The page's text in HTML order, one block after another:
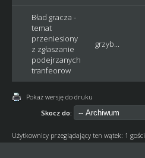
Bład gracza -
temat
przeniesiony
z zgłaszanie
podejrzanych
tranfeorow
grzyb...
Pokaż wersję do druku
Skocz do:
Użytkownicy przeglądający ten wątek: 1 gości